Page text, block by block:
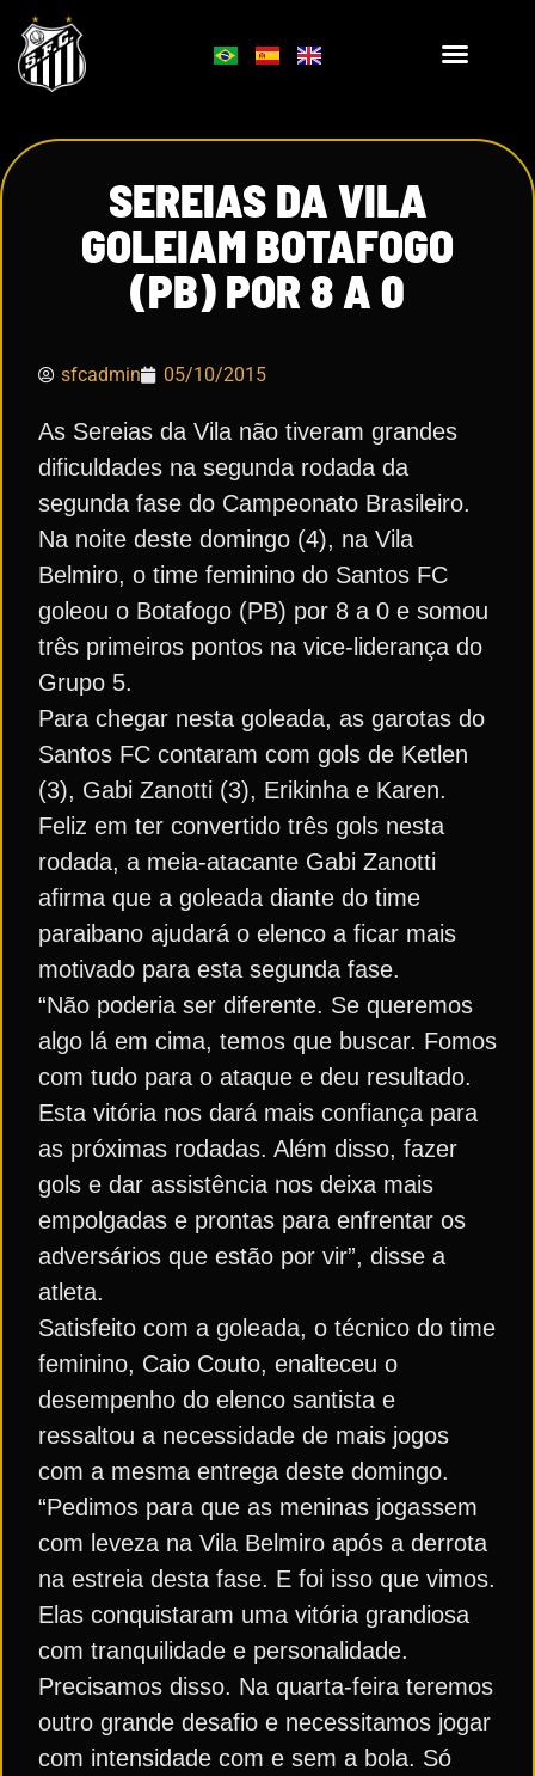
SEREIAS DA VILA
GOLEIAM BOTAFOGO
(PB) POR 8 A 0
sfcadmin 05/10/2015
As Sereias da Vila não tiveram grandes
dificuldades na segunda rodada da
segunda fase do Campeonato Brasileiro.
Na noite deste domingo (4), na Vila
Belmiro, o time feminino do Santos FC
goleou o Botafogo (PB) por 8 a 0 e somou
três primeiros pontos na vice-liderança do
Grupo 5.
Para chegar nesta goleada, as garotas do
Santos FC contaram com gols de Ketlen
(3), Gabi Zanotti (3), Erikinha e Karen.
Feliz em ter convertido três gols nesta
rodada, a meia-atacante Gabi Zanotti
afirma que a goleada diante do time
paraibano ajudará o elenco a ficar mais
motivado para esta segunda fase.
“Não poderia ser diferente. Se queremos
algo lá em cima, temos que buscar. Fomos
com tudo para o ataque e deu resultado.
Esta vitória nos dará mais confiança para
as próximas rodadas. Além disso, fazer
gols e dar assistência nos deixa mais
empolgadas e prontas para enfrentar os
adversários que estão por vir”, disse a
atleta.
Satisfeito com a goleada, o técnico do time
feminino, Caio Couto, enalteceu o
desempenho do elenco santista e
ressaltou a necessidade de mais jogos
com a mesma entrega deste domingo.
“Pedimos para que as meninas jogassem
com leveza na Vila Belmiro após a derrota
na estreia desta fase. E foi isso que vimos.
Elas conquistaram uma vitória grandiosa
com tranquilidade e personalidade.
Precisamos disso. Na quarta-feira teremos
outro grande desafio e necessitamos jogar
com intensidade com e sem a bola. Só